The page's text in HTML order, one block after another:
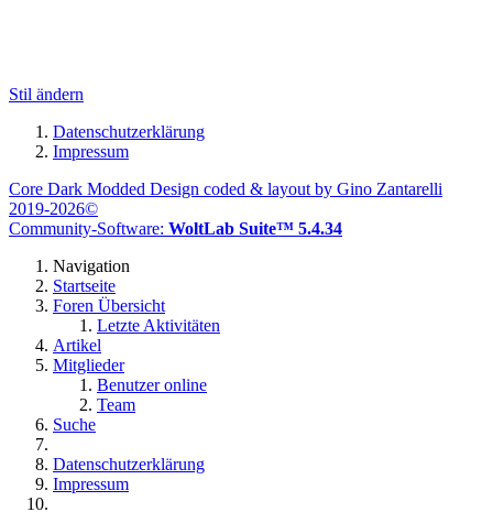
Stil ändern
Datenschutzerklärung
Impressum
Core Dark Modded Design coded & layout by Gino Zantarelli
2019-2026©
Community-Software: WoltLab Suite™ 5.4.34
Navigation
Startseite
Foren Übersicht
Letzte Aktivitäten
Artikel
Mitglieder
Benutzer online
Team
Suche
Datenschutzerklärung
Impressum